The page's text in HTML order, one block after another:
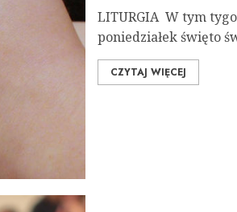
LITURGIA W tym
poniedziałek święto
CZYTAJ WIĘCEJ